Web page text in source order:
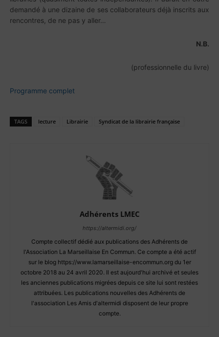
demandé à une dizaine de ses collaborateurs déjà inscrits aux
rencontres, de ne pas y aller…
N.B.
(professionnelle du livre)
Programme complet
TAGS lecture Librairie Syndicat de la librairie française
Adhérents LMEC
https://altermidi.org/
Compte collectif dédié aux publications des Adhérents de
l'Association La Marseillaise En Commun. Ce compte a été actif
sur le blog https://www.lamarseillaise-encommun.org du 1er
octobre 2018 au 24 avril 2020. Il est aujourd'hui archivé et seules
les anciennes publications migrées depuis ce site lui sont restées
attribuées. Les publications nouvelles des Adhérents de
l'association Les Amis d'altermidi disposent de leur propre
compte.